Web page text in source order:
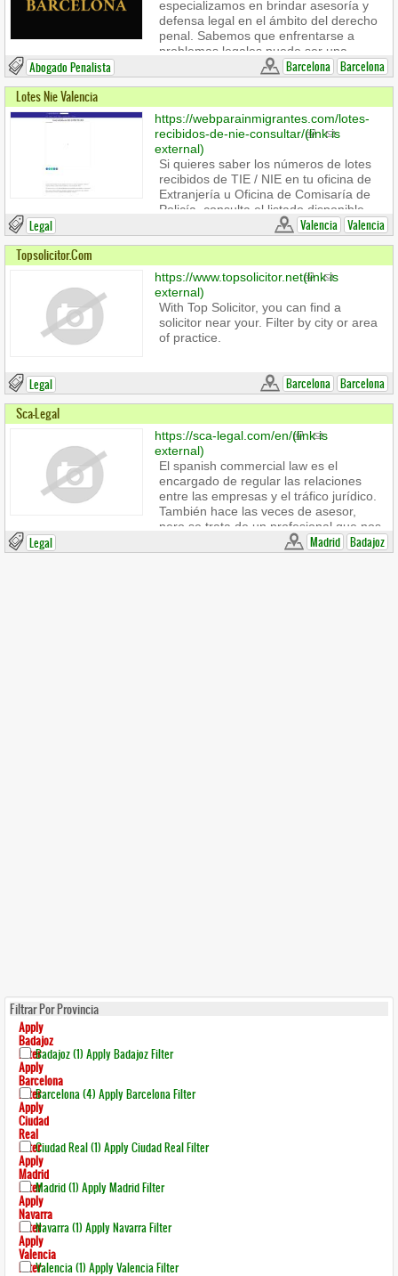
gama de casos, desde divorcios y
separaciones hasta custodias y
adopciones.
especializamos en brindar asesoría y
defensa legal en el ámbito del derecho
penal. Sabemos que enfrentarse a
problemas legales puede ser una
experiencia estresante y desafiante,
por lo que nos dedicamos a ofrecer
Nuestro despacho maneja una amplia
gama de casos, desde delitos
económicos y ciberdelincuencia hasta
problemas de circulación y asuntos
penales familiares. Nos esforzamos por
garantizar que nuestros clientes
reciban la mejor defensa posible,
protegiendo sus derechos en todo
momento.
Barcelona Barcelona
Abogado Penalista
Lotes Nie Valencia
https://webparainmigrantes.com/lotes-
recibidos-de-nie-consultar/(link is
external)
Si quieres saber los números de lotes
recibidos de TIE / NIE en tu oficina de
Extranjería u Oficina de Comisaría de
Policía, consulta el listado disponible
que vamos actualizando a diario.
Valencia Valencia
Legal
Topsolicitor.com
https://www.topsolicitor.net(link is
external)
With Top Solicitor, you can find a
solicitor near your. Filter by city or area
of practice.
Barcelona Barcelona
Legal
Sca-Legal
https://sca-legal.com/en/(link is
external)
El spanish commercial law es el
encargado de regular las relaciones
entre las empresas y el tráfico jurídico.
También hace las veces de asesor,
pero se trata de un profesional que nos
puede guiar en muchos procesos como
el registro de patentes o nombres
Madrid Badajoz
Legal
Filtrar Por Provincia
Apply
Badajoz
FilterBadajoz (1) Apply Badajoz Filter
Apply
Barcelona
FilterBarcelona (4) Apply Barcelona Filter
Apply
Ciudad
Real
FilterCiudad Real (1) Apply Ciudad Real Filter
Apply
Madrid
FilterMadrid (1) Apply Madrid Filter
Apply
Navarra
FilterNavarra (1) Apply Navarra Filter
Apply
Valencia
FilterValencia (1) Apply Valencia Filter